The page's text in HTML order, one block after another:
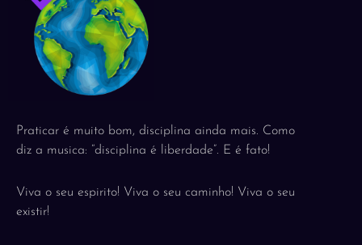
Praticar é muito bom, disciplina ainda mais. Como
diz a musica: “disciplina é liberdade”. E é fato!
Viva o seu espirito! Viva o seu caminho! Viva o seu
existir!